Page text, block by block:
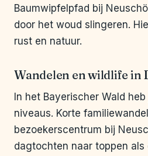
Baumwipfelpfad bij
door het woud slingeren.
rust en natuur.
Wandelen en wildlife in
In het Bayerischer Wald
niveaus. Korte
bezoekerscentrum bij
dagtochten naar toppen als